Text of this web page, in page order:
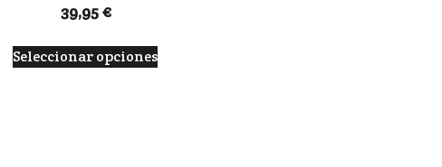
39,95€
Seleccionar opciones